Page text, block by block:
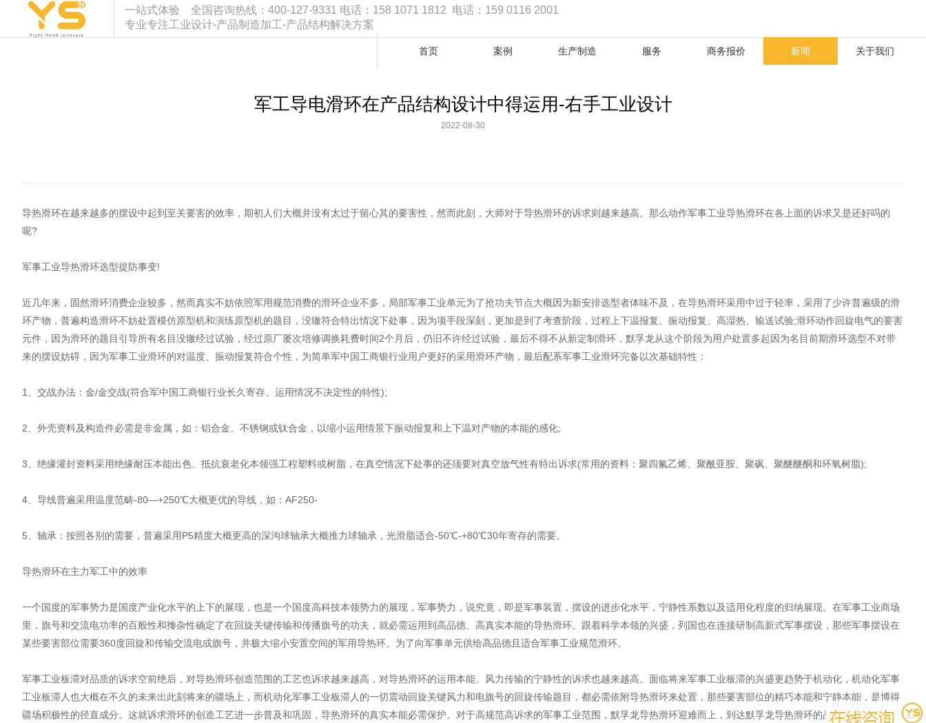
一站式体验 全国咨询热线：400-127-9331 电话：158 1071 1812 电话：159 0116 2001
专业专注工业设计-产品制造加工-产品结构解决方案
首页 案例 生产制造 服务 商务报价 新闻 关于我们
军工导电滑环在产品结构设计中得运用-右手工业设计
2022-08-30
导热滑环在越来越多的摆设中起到至关要害的效率，期初人们大概并没有太过于留心其的要害性，然而此刻，大师对于导热滑环的诉求则越来越高。那么动作军事工业导热滑环在各上面的诉求又是还好吗的
呢?
军事工业导热滑环选型提防事变!
近几年来，固然滑环消费企业较多，然而真实不妨依照军用规范消费的滑环企业不多，局部军事工业单元为了抢功夫节点大概因为新安排选型者体味不及，在导热滑环采用中过于轻率，采用了少许普遍级的滑
环产物，普遍构造滑环不妨处置模仿原型机和演练原型机的题目，没辙符合特出情况下处事，因为项手段深刻，更加是到了考查阶段，过程上下温报复、振动报复、高湿热、输送试验;滑环动作回旋电气的要害
元件，因为滑环的题目引导所有名目没辙经过试验，经过原厂屡次培修调换耗费时间2个月后，仍旧不许经过试验，最后不得不从新定制滑环，默孚龙从这个阶段为用户处置多起因为名目前期滑环选型不对带
来的摆设妨碍，因为军事工业滑环的对温度、振动报复符合个性，为简单军中国工商银行业用户更好的采用滑环产物，最后配系军事工业滑环完备以次基础特性：
1、交战办法：金/金交战(符合军中国工商银行业长久寄存、运用情况不决定性的特性);
2、外壳资料及构造件必需是非金属，如：铝合金、不锈钢或钛合金，以缩小运用情景下振动报复和上下温对产物的本能的感化;
3、绝缘灌封资料采用绝缘耐压本能出色、抵抗衰老化本领强工程塑料或树脂，在真空情况下处事的还须要对真空放气性有特出诉求(常用的资料：聚四氟乙烯、聚酰亚胺、聚砜、聚醚醚酮和环氧树脂);
4、导线普遍采用温度范畴-80—+250℃大概更优的导线，如：AF250-
5、轴承：按照各别的需要，普遍采用P5精度大概更高的深沟球轴承大概推力球轴承，光滑脂适合-50℃-+80℃30年寄存的需要。
导热滑环在主力军工中的效率
一个国度的军事势力是国度产业化水平的上下的展现，也是一个国度高科技本领势力的展现，军事势力，说究竟，即是军事装置，摆设的进步化水平，宁静性系数以及适用化程度的归纳展现。在军事工业商场
里，旗号和交流电功率的百般性和搀杂性确定了在回旋关键传输和传播旗号的功夫，就必需运用到高品德、高真实本能的导热滑环。跟着科学本领的兴盛，列国也在连接研制高新式军事摆设，那些军事摆设在
某些要害部位需要360度回旋和传输交流电或旗号，并极大缩小安置空间的军用导热环。为了向军事单元供给高品德且适合军事工业规范滑环。
军事工业板滞对品质的诉求空前绝后，对导热滑环创造范围的工艺也诉求越来越高，对导热滑环的运用本能、风力传输的宁静性的诉求也越来越高。面临将来军事工业板滞的兴盛更趋势于机动化，机动化军事
工业板滞人也大概在不久的未来出此刻将来的疆场上，而机动化军事工业板滞人的一切震动回旋关键风力和电旗号的回旋传输题目，都必需依附导热滑环来处置，那些要害部位的精巧本能和宁静本能，是博得
疆场积极性的径直成分。这就诉求滑环的创造工艺进一步普及和巩固，导热滑环的真实本能必需保护。对于高规范高诉求的军事工业范围，默孚龙导热滑环迎难而上，到达默孚龙导热滑环的品质真实，运用本